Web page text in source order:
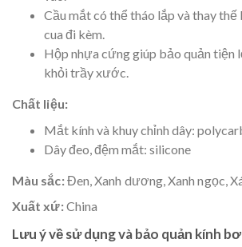
Cầu mắt có thể tháo lắp và thay thế
cua đi kèm.
Hộp nhựa cứng giúp bảo quản tiện
khỏi trầy xước.
Chất liệu:
Mắt kính và khuy chỉnh dây:
Dây đeo, đệm mắt: silicone
Màu sắc:Đen, Xanh dương, Xanh ngọc,
Xuất xứ:China
Lưu ý về sử dụng và bảo quản kính